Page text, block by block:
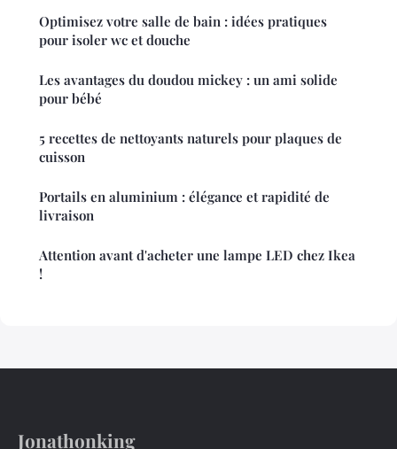
Optimisez votre salle de bain : idées pratiques
pour isoler wc et douche
Les avantages du doudou mickey : un ami solide
pour bébé
5 recettes de nettoyants naturels pour plaques de
cuisson
Portails en aluminium : élégance et rapidité de
livraison
Attention avant d'acheter une lampe LED chez Ikea
!
Jonathonking